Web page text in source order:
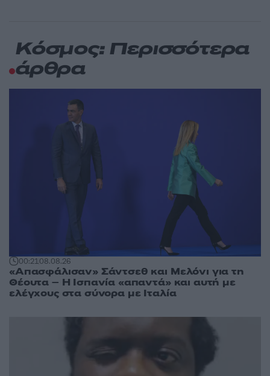
Κόσμος: Περισσότερα
άρθρα
00:2108.08.26
«Απασφάλισαν» Σάντσεθ και Μελόνι για τη
Θέουτα – Η Ισπανία «απαντά» και αυτή με
ελέγχους στα σύνορα με Ιταλία